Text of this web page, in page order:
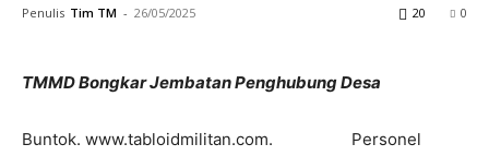
Penulis Tim TM - 26/05/2025 0
20
TMMD Bongkar Jembatan Penghubung Desa
Buntok. www.tabloidmilitan.com. Personel